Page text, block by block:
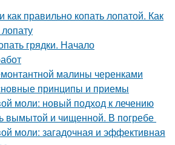
как правильно копать лопатой. Как
грядки. Начало
малины черенками
принципы и приемы
моли: новый подход к лечению
вымытой и чищенной. В погребе
моли: загадочная и эффективная